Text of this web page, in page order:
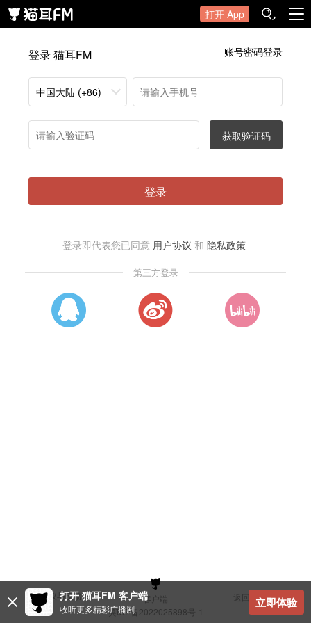
打开 App
登录 猫耳FM 账号密码登录
中国大陆 (+86)
获取验证码
登录
登录即代表您已同意 用户协议 和 隐私政策
第三方登录
建议与反馈 客户端
返回顶部
冀ICP备2022025898号-1
打开 猫耳FM 客户端
收听更多精彩广播剧 立即体验